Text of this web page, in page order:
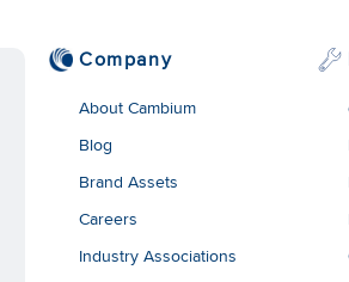
Company
About Cambium
Blog
Brand Assets
Careers
Industry Associations